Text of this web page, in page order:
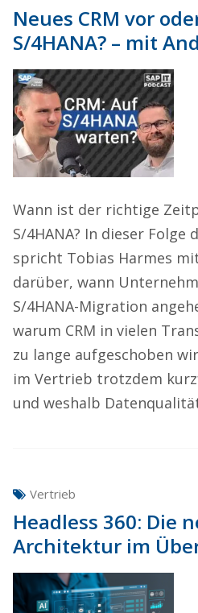
Neues CRM vor
S/4HANA? – mit
Wann ist der richtige
S/4HANA? In dieser Folge
spricht Tobias Harmes
darüber, wann
S/4HANA-Migration
warum CRM in vielen
zu lange aufgeschoben
im Vertrieb trotzdem
und weshalb
Vertrieb
Headless 360: Die
Architektur im